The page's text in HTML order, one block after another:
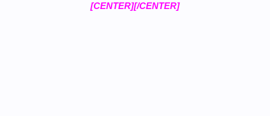
[CENTER][/CENTER]​